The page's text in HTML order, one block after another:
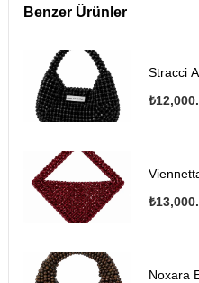
Benzer Ürünler
Stracci
Noxara